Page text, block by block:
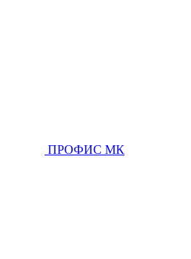
ПРОФИС МК